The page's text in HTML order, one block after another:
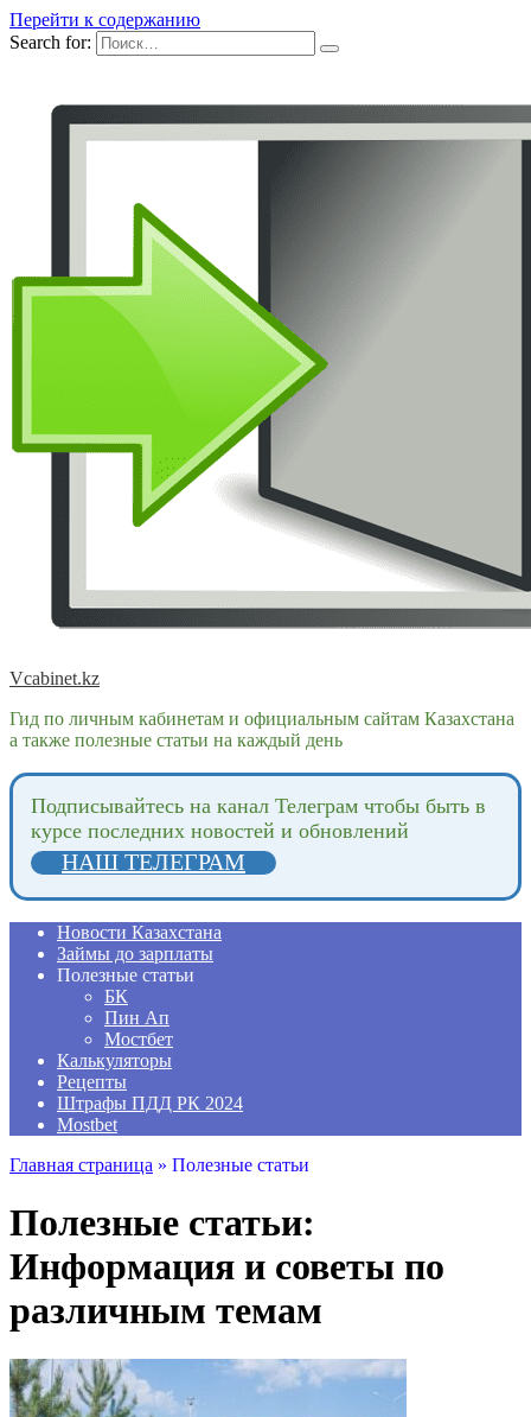
Перейти к содержанию
Search for:
Vcabinet.kz
Гид по личным кабинетам и официальным сайтам Казахстана
а также полезные статьи на каждый день
Подпиcывайтесь на канал Телеграм чтобы быть в
курсе последних новостей и обновлений
НАШ ТЕЛЕГРАМ
Новости Казахстана
Займы до зарплаты
Полезные статьи
БК
Пин Ап
Мостбет
Калькуляторы
Рецепты
Штрафы ПДД РК 2024
Mostbet
Главная страница » Полезные статьи
Полезные статьи:
Информация и советы по
различным темам